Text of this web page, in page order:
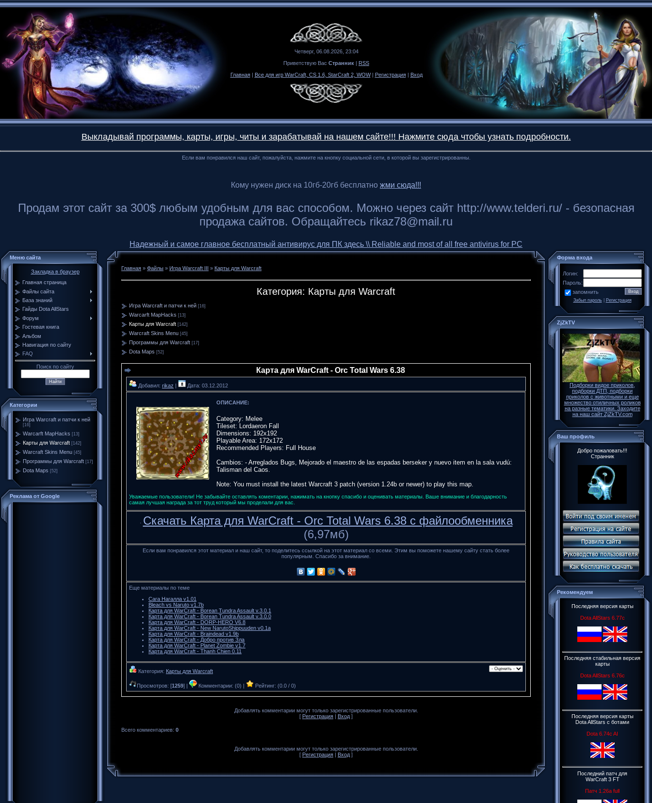
Четверг, 06.08.2026, 23:04
Приветствую Вас Странник | RSS
Главная| Все для игр WarCraft, CS 1.6, StarCraft 2, WOW| Регистрация| Вход
Выкладывай программы, карты, игры, читы и зарабатывай на нашем сайте!!! Нажмите сюда чтобы узнать подробности.
Если вам понравился наш сайт, пожалуйста, нажмите на кнопку социальной сети, в которой вы зарегистрированны.
Кому нужен диск на 10гб-20гб бесплатно жми сюда!!!
Продам этот сайт за 300$ любым удобным для вас способом. Можно через сайт http://www.telderi.ru/ - безопасная
продажа сайтов. Обращайтесь rikaz78@mail.ru
Надежный и самое главное бесплатный антивирус для ПК здесь \\ Reliable and most of all free antivirus for PC
Меню сайта
Закладка в браузер
Главная страница
Файлы сайта
База знаний
Гайды Dota AllStars
Форум
Гостевая книга
Альбом
Навигация по сайту
FAQ
Поиск по сайту
Категории
Игра Warcraft и патчи к ней
[16]
Warcarft MapHacks [13]
Карты для Warcraft [142]
Warcraft Skins Menu [45]
Программы для Warcraft [17]
Dota Maps [52]
Реклама от Google
Главная » Файлы » Игра Warcraft III » Карты для Warcraft
Категория: Карты для Warcraft
Игра Warcraft и патчи к ней [16]
Warcarft MapHacks [13]
Карты для Warcraft [142]
Warcraft Skins Menu [45]
Программы для Warcraft [17]
Dota Maps [52]
Карта для WarCraft - Orc Total Wars 6.38
Добавил: rikaz | Дата: 03.12.2012
ОПИСАНИЕ:
Category: Melee
Tileset: Lordaeron Fall
Dimensions: 192x192
Playable Area: 172x172
Recommended Players: Full House
Cambios: - Arreglados Bugs, Mejorado el maestro de las espadas berseker y nuevo item en la sala vudú:
Talisman del Caos.
Note: You must install the latest Warcraft 3 patch (version 1.24b or newer) to play this map.
Уважаемые пользователи! Не забывайте оставлять коментарии, нажимать на кнопку спасибо и оценивать материалы. Ваше внимание и благодарность
самая лучшая награда за тот труд который мы проделали для вас.
· Скачать Карта для WarCraft - Orc Total Wars 6.38 с файлообменника
(6,97мб)
Если вам понравился этот материал и наш сайт, то поделитесь ссылкой на этот материал со всеми. Этим вы поможете нашему сайту стать более
популярным. Спасибо за внимание.
Еще материалы по теме
Сага Нагалла v1.01
Bleach vs Naruto v1.7b
Карта для WarCraft - Borean Tundra Assault v.3.0.1
Карта для WarCraft - Borean Tundra Assault v.3.0.0
Карта для WarCraft - DORP-HERO V6.8
Карта для WarCraft - New NarutoShippuuden v0.1a
Карта для WarCraft - Braindead v1.9b
Карта для WarCraft - Добро против Зла
Карта для WarCraft - Planet Zombie v1.7
Карта для WarCraft - Thanh Chien 0.11
Категория: Карты для Warcraft
Просмотров: [1259] | Комментарии: (0) | Рейтинг: (0.0 / 0)
Добавлять комментарии могут только зарегистрированные пользователи.
[ Регистрация | Вход ]
Всего комментариев: 0
Добавлять комментарии могут только зарегистрированные пользователи.
[ Регистрация | Вход ]
Форма входа
Логин:
Пароль:
запомнить
Забыл пароль| Регистрация
ZjZkTV
Подборки видое приколов,
подборки ДТП, подборки
приколов с животными и еще
множество отиличных роликов
на разные тематики. Заходите
на наш сайт ZjZkTV.com
Ваш профиль
Добро пожаловать!!!
Странник
Рекомендуем
Последняя версия карты
Dota AllStars 6.77c
Последняя стабильная версия
карты
Dota AllStars 6.76c
Последняя версия карты
Dota AllStars c ботами
Dota 6.74c AI
Последний патч для
WarCraft 3 FT
Патч 1.26a full